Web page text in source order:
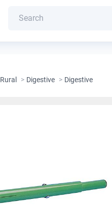
Rural > Digestive > Digestive